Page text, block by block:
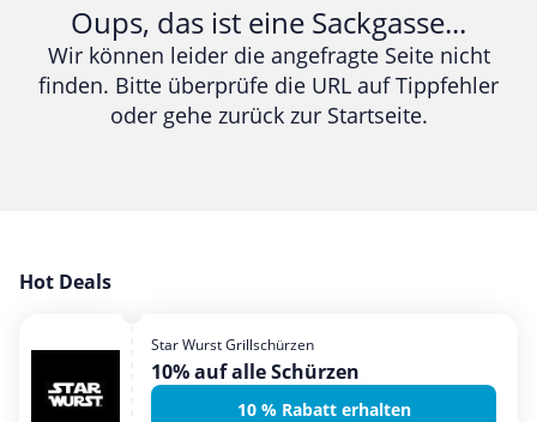
Bücher & Magazine
Computer & Elektronik
Entertainment & Media
Garten, Haushalt & Tiere
Mobilfunk & Internet
Mode & Accessoires
Oups, das ist eine Sackgasse...
Wir können leider die angefragte Seite nicht
finden. Bitte überprüfe die URL auf Tippfehler
oder gehe zurück zur Startseite.
Hot Deals
Star Wurst Grillschürzen
10% auf alle Schürzen
10 % Rabatt erhalten